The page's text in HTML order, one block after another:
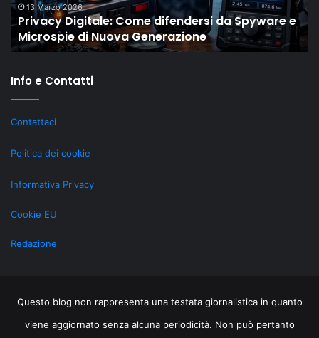
come
gli
MMO
storici
rilevanti
grazie
LiveOps
18 Febbraio 2026
Il “New Old” Drop di Shaiya mostra come gli
MMO storici restano rilevanti grazie al LiveOps
Info e Contatti
Contattaci
Politica dei cookie
Informativa Privacy
Cookie EU
Redazione
Questo blog non rappresenta una testata giornalistica in quanto
viene aggiornato senza alcuna periodicità. Non può pertanto